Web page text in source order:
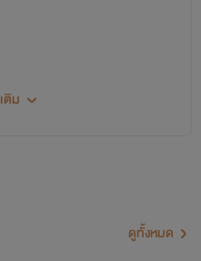
ากกา Winter_wind
ติม
ดูทั้งหมด